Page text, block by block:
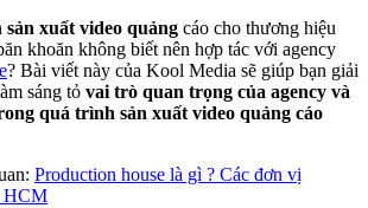
sản xuất video quảng cáo cho thương hiệu
khoăn không biết nên hợp tác với agency
? Bài viết này của Kool Media sẽ giúp bạn giải
sáng tỏ vai trò quan trọng của agency và
quá trình sản xuất video quảng cáo
Production house là gì ? Các đơn vị
HCM